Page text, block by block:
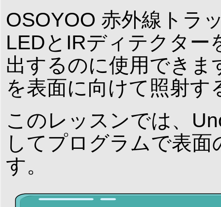
OSOYOO 赤外線トラ
LEDとIRディテクター
出するのに使用できま
を表面に向けて照射
このレッスンでは、
してプログラムで表
す。